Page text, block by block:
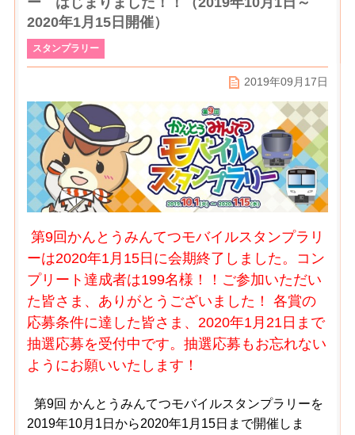
2020年1月15日開催）
スタンプラリー
2019年09月17日
第9回かんとうみんてつモバイルスタンプラリ
ーは2020年1月15日に会期終了しました。コン
プリート達成者は199名様！！ご参加いただい
た皆さま、ありがとうございました！ 各賞の
応募条件に達した皆さま、2020年1月21日まで
抽選応募を受付中です。抽選応募もお忘れない
ようにお願いいたします！
第9回 かんとうみんてつモバイルスタンプラリーを
2019年10月1日から2020年1月15日まで開催しま